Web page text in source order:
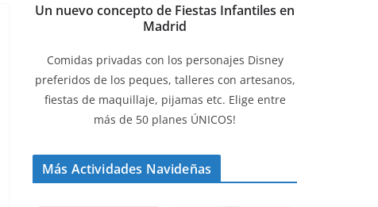
Un nuevo concepto de Fiestas Infantiles en
Madrid
Comidas privadas con los personajes Disney
preferidos de los peques, talleres con artesanos,
fiestas de maquillaje, pijamas etc. Elige entre
más de 50 planes ÚNICOS!
Más Actividades Navideñas